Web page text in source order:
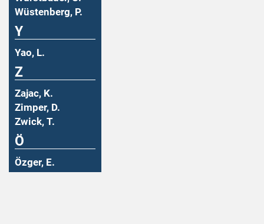
Wüstenberg, P.
Y
Yao, L.
Z
Zajac, K.
Zimper, D.
Zwick, T.
Ö
Özger, E.